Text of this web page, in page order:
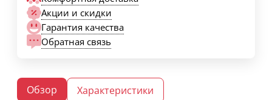
Акции и скидки
Гарантия качества
Обратная связь
Обзор Характеристики